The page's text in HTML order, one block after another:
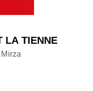
LA TIENNE